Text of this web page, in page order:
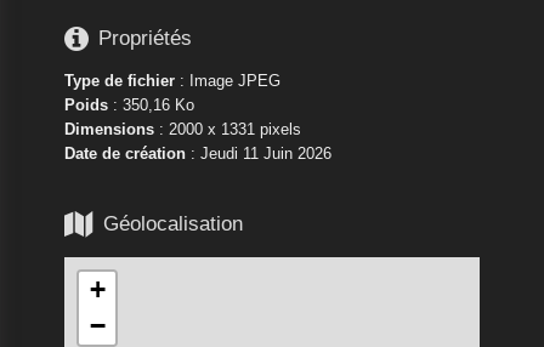
 Propriétés
Type de fichier: Image JPEG
Poids: 350,16 Ko
Dimensions: 2000 x 1331 pixels
Date de création: Jeudi 11 Juin 2026
 Géolocalisation
+
−